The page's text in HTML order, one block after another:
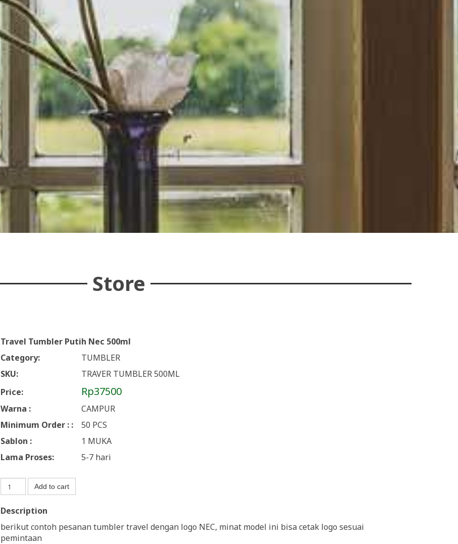
Store
Travel Tumbler Putih Nec 500ml
Category:
TUMBLER
SKU:
TRAVER TUMBLER 500ML
Price:
Rp37500
Warna :
CAMPUR
Minimum Order : :
50 PCS
Sablon :
1 MUKA
Lama Proses:
5-7 hari
Add to cart
Description
berikut contoh pesanan tumbler travel dengan logo NEC, minat model ini bisa cetak logo sesuai
pemintaan